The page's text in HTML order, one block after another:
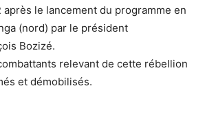
après le lancement du programme en
(nord) par le président
Bozizé.
relevant de cette rébellion
et démobilisés.